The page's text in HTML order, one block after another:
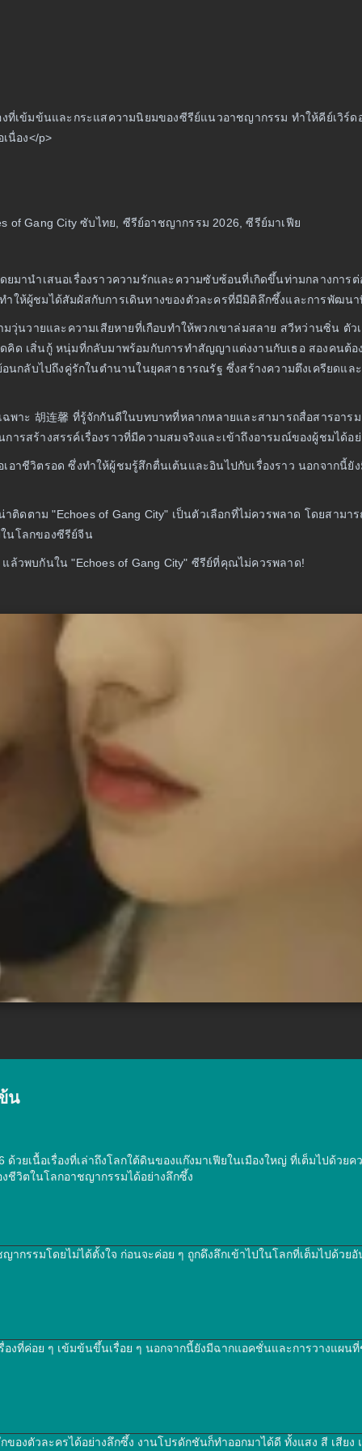
ที่เข้มข้นและกระแสความนิยมของซีรีย์แนวอาชญากรรม ทำให้คีย์เวิร์ด
นื่อง</p>
of Gang City ซับไทย, ซีรีย์อาชญากรรม 2026, ซีรีย์มาเฟีย
มานำเสนอเรื่องราวความรักและความซับซ้อนที่เกิดขึ้นท่ามกลางการ
ำให้ผู้ชมได้สัมผัสกับการเดินทางของตัวละครที่มีมิติลึกซึ้งและการพัฒน
วุ่นวายและความเสียหายที่เกือบทำให้พวกเขาล่มสลาย สวีหว่านซิ่น ตัว
ด เสิ่นกู้ หนุ่มที่กลับมาพร้อมกับการทำสัญญาแต่งงานกับเธอ สองคนต้อ
นกลับไปถึงคู่รักในตำนานในยุคสาธารณรัฐ ซึ่งสร้างความตึงเครียดแ
พาะ 胡连馨 ที่รู้จักกันดีในบทบาทที่หลากหลายและสามารถสื่อสารอาร
รสร้างสรรค์เรื่องราวที่มีความสมจริงและเข้าถึงอารมณ์ของผู้ชมได้อ
าชีวิตรอด ซึ่งทำให้ผู้ชมรู้สึกตื่นเต้นและอินไปกับเรื่องราว นอกจากนี้ยัง
ตาม "Echoes of Gang City" เป็นตัวเลือกที่ไม่ควรพลาด โดยสามา
นโลกของซีรีย์จีน
ล้วพบกันใน "Echoes of Gang City" ซีรีย์ที่คุณไม่ควรพลาด!
น
ยเนื้อเรื่องที่เล่าถึงโลกใต้ดินของแก๊งมาเฟียในเมืองใหญ่ ที่เต็มไปด้วยค
ชีวิตในโลกอาชญากรรมได้อย่างลึกซึ้ง
ากรรมโดยไม่ได้ตั้งใจ ก่อนจะค่อย ๆ ถูกดึงลึกเข้าไปในโลกที่เต็มไปด้วย
องที่ค่อย ๆ เข้มข้นขึ้นเรื่อย ๆ นอกจากนี้ยังมีฉากแอคชั่นและการวางแผ
องตัวละครได้อย่างลึกซึ้ง งานโปรดักชันก็ทำออกมาได้ดี ทั้งแสง สี เสียง